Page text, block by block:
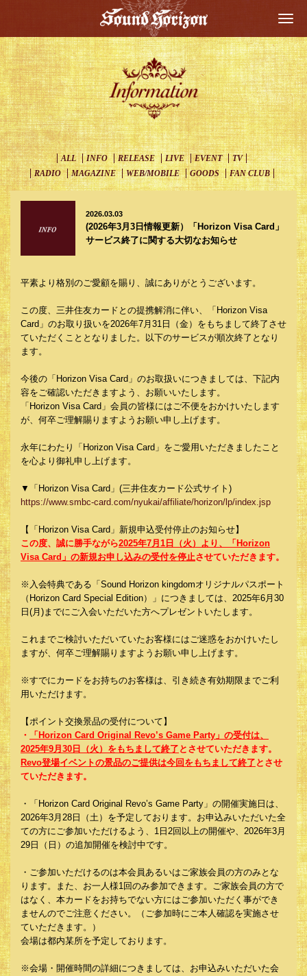
ALL INFO RELEASE LIVE EVENT
TV
RADIO
MAGAZINE WEB/MOBILE GOODS FAN CLUB
2026.03.03
(2026年3月3日情報更新）「Horizon Visa Card」
サービス終了に関する大切なお知らせ
平素より格別のご愛顧を賜り、誠にありがとうございます。
この度、三井住友カードとの提携解消に伴い、「Horizon Visa
Card」のお取り扱いを2026年7月31日（金）をもちまして終了させ
ていただくこととなりました。以下のサービスが順次終了となり
ます。
今後の「Horizon Visa Card」のお取扱いにつきましては、下記内
容をご確認いただきますよう、お願いいたします。
「Horizon Visa Card」会員の皆様にはご不便をおかけいたします
が、何卒ご理解賜りますようお願い申し上げます。
永年にわたり「Horizon Visa Card」をご愛用いただきましたこと
を心より御礼申し上げます。
▼「Horizon Visa Card」(三井住友カード公式サイト)
https://www.smbc-card.com/nyukai/affiliate/horizon/lp/index.jsp
【「Horizon Visa Card」新規申込受付停止のお知らせ】
この度、誠に勝手ながら2025年7月1日（火）より、「Horizon
Visa Card」の新規お申し込みの受付を停止させていただきます。
※入会特典である「Sound Horizon kingdomオリジナルパスポート
（Horizon Card Special Edition）」につきましては、2025年6月30
日(月)までにご入会いただいた方へプレゼントいたします。
これまでご検討いただいていたお客様にはご迷惑をおかけいたし
ますが、何卒ご理解賜りますようお願い申し上げます。
※すでにカードをお持ちのお客様は、引き続き有効期限までご利
用いただけます。
【ポイント交換景品の受付について】
・
「Horizon Card Original Revo’s Game Party」の受付は、
2025年9月30日（火）をもちまして終了 とさせていただきます。
Revo登場イベントの景品のご提供は今回をもちまして終了 とさせ
ていただきます。
・「Horizon Card Original Revo’s Game Party」の開催実施日は、
2026年3月28日（土）を予定しております。お申込みいただいた全
ての方にご参加いただけるよう、1日2回以上の開催や、2026年3月
29日（日）の追加開催を検討中です。
・ご参加いただけるのは本会員あるいはご家族会員の方のみとな
ります。また、お一人様1回のみ参加できます。ご家族会員の方で
はなく、本カードをお持ちでない方にはご参加いただく事ができ
ませんのでご注意ください。（ご参加時にご本人確認を実施させ
ていただきます。）
会場は都内某所を予定しております。
※会場・開催時間の詳細につきましては、お申込みいただいた会